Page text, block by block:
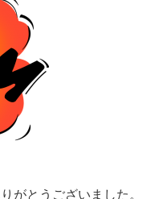
がとうございました。